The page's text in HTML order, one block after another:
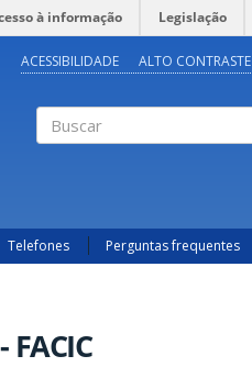
à informação Legislação
ACESSIBILIDADE ALTO CONTRASTE
Telefones Perguntas frequentes